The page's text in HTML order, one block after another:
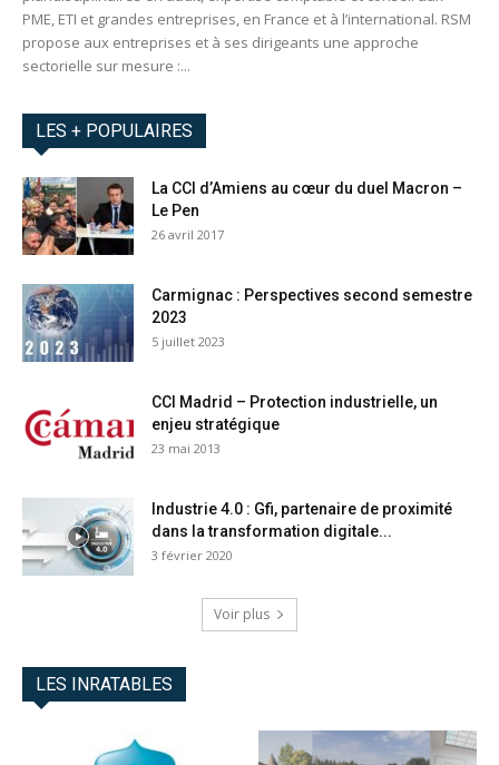
PME, ETI et grandes entreprises, en France et à l’international. RSM
propose aux entreprises et à ses dirigeants une approche
sectorielle sur mesure :...
LES + POPULAIRES
La CCI d’Amiens au cœur du duel Macron –
Le Pen
26 avril 2017
Carmignac : Perspectives second semestre
2023
5 juillet 2023
CCI Madrid – Protection industrielle, un
enjeu stratégique
23 mai 2013
Industrie 4.0 : Gfi, partenaire de proximité
dans la transformation digitale...
3 février 2020
Voir plus
LES INRATABLES